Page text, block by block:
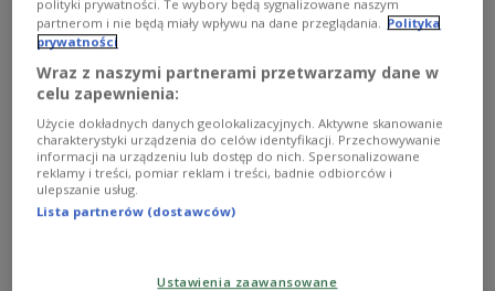
Morawieckiego a PiS. "Jesteśmy partią
normalności"
Mateusz Morawiecki zapowiedział stworzenie
stowarzyszenia, które ma skupić ludzi o poglądach
centrowych. Ten pomysł w odniesieniu do charakteru
partii PiS w Polskim Radiu 24 skomentował Michał
Moskal.
Zobacz więcej na temat:
polityki prywatności. Te wybory będą sygnalizowane naszym
partnerom i nie będą miały wpływu na dane przeglądania. Polityka
prywatności
Wraz z naszymi partnerami przetwarzamy dane w
celu zapewnienia:
Użycie dokładnych danych geolokalizacyjnych. Aktywne skanowanie
charakterystyki urządzenia do celów identyfikacji. Przechowywanie
informacji na urządzeniu lub dostęp do nich. Spersonalizowane
reklamy i treści, pomiar reklam i treści, badnie odbiorców i
ulepszanie usług.
Lista partnerów (dostawców)
Ustawienia zaawansowane